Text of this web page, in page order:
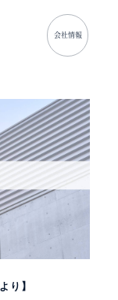
会社情報
り】